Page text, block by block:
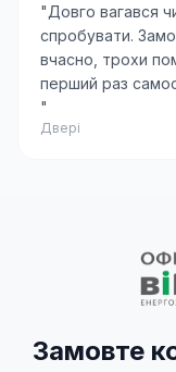
"Довго вагався
спробувати.
вчасно, трохи
перший раз
"
Двері
Замовте